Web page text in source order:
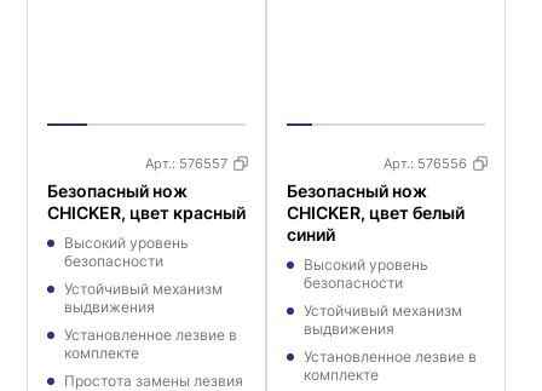
Арт.: 576557
Безопасный нож
CHICKER, цвет красный
Высокий уровень
безопасности
Устойчивый механизм
выдвижения
Установленное лезвие в
комплекте
Простота замены лезвия
Арт.: 576556
Безопасный нож
CHICKER, цвет белый
синий
Высокий уровень
безопасности
Устойчивый механизм
выдвижения
Установленное лезвие в
комплекте